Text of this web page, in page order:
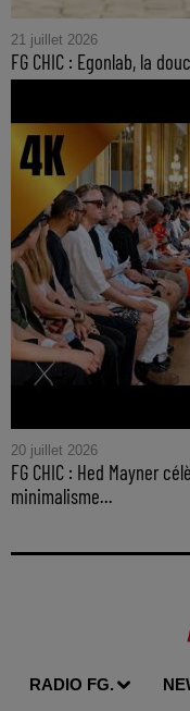
21 juillet 2026
FG CHIC : Egonlab, la
20 juillet 2026
FG CHIC : Hed Mayner
minimalisme...
RADIO FG.